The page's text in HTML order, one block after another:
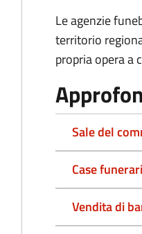
Le agenzie
territorio
propria opera a
Sale del
Case
Vendita di